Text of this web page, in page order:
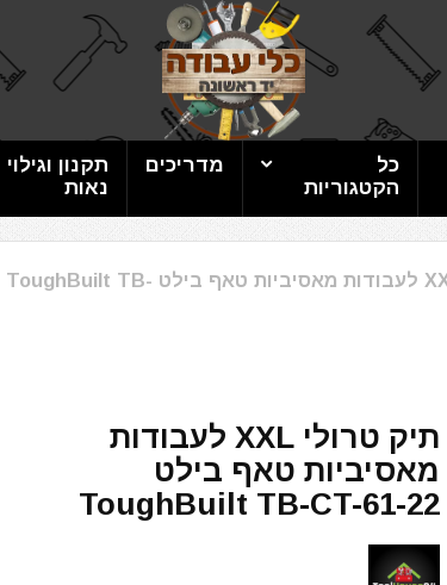
כל
הקטגוריות
מדריכים
תקנון וגילוי
נאות
תיק טרולי XXL לעבודות מאסיביות טאף בילט ToughBuilt TB-
תיק טרולי XXL לעבודות
מאסיביות טאף בילט
ToughBuilt TB-CT-61-22